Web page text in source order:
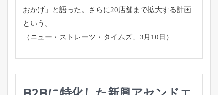
おかげ」と語った。
さらに20店舗まで拡大する計画
という。
（ニュー・ストレーツ・タイムズ、3月10日）